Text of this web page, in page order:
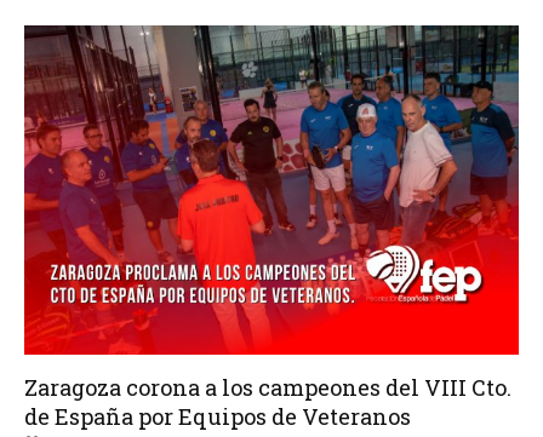
Zaragoza corona a los campeones del VIII Cto.
de España por Equipos de Veteranos